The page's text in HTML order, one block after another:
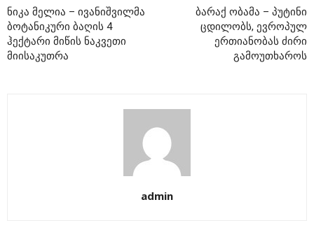
ნიკა მელია – ივანიშვილმა
ბოტანიკური ბაღის 4
ჰექტარი მიწის ნაკვეთი
მიისაკუთრა
ბარაქ ობამა – პუტინი
ცდილობს, ევროპულ
ერთიანობას ძირი
გამოუთხაროს
admin